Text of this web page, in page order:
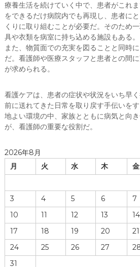
療養生活を続けていく中で、患者がこれ
をできるだけ病院内でも再現し、患者に
くりに取り組むことが必要だ。そのため
具や衣類を病室に持ち込める施設もある。
また、物質面での充実を図ることと同時
だ。看護師や医療スタッフと患者との間
が求められる。
看護ケアは、患者の症状や状況をいち早
前に送れてきた日常を取り戻す手伝いを
地よい環境の中、家族とともに病気と向
が、看護師の重要な役割だ。
2026年8月
月
火 水 木 金
3
4 5 6 7
10
11 12 13 14
17
18 19 20 21
24
25 26 27
31